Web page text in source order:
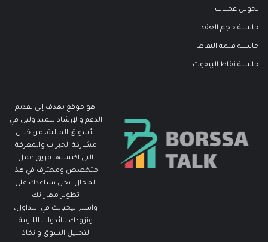
تحويل عملات
حاسبة حجم العقد
حاسبة قيمة النقاط
حاسبة نقاط البيفوت
هو موقع يهدف إلى تقديم
الدعم والإرشاد للمتداولين في
الأسواق المالية، من خلال
مشاركة الخبرات والمعرفة
التي اكتسبها فريق عمل
متخصص ومحترف في هذا
المجال. نحن نساعدك على
تطوير مهاراتك
واستراتيجياتك في التداول،
ونزودك بالأدوات اللازمة
لتحليل السوق واتخاذ